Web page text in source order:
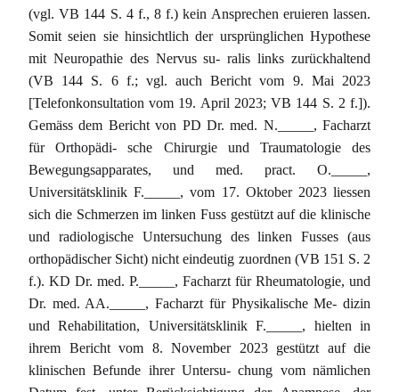
(vgl. VB 144 S. 4 f., 8 f.) kein Ansprechen eruieren lassen.
Somit seien sie hinsichtlich der ursprünglichen Hypothese
mit Neuropathie des Nervus su- ralis links zurückhaltend
(VB 144 S. 6 f.; vgl. auch Bericht vom 9. Mai 2023
[Telefonkonsultation vom 19. April 2023; VB 144 S. 2 f.]).
Gemäss dem Bericht von PD Dr. med. N._____, Facharzt
für Orthopädi- sche Chirurgie und Traumatologie des
Bewegungsapparates, und med. pract. O._____,
Universitätsklinik F._____, vom 17. Oktober 2023 liessen
sich die Schmerzen im linken Fuss gestützt auf die klinische
und radiologische Untersuchung des linken Fusses (aus
orthopädischer Sicht) nicht eindeutig zuordnen (VB 151 S. 2
f.). KD Dr. med. P._____, Facharzt für Rheumatologie, und
Dr. med. AA._____, Facharzt für Physikalische Me- dizin
und Rehabilitation, Universitätsklinik F._____, hielten in
ihrem Bericht vom 8. November 2023 gestützt auf die
klinischen Befunde ihrer Untersu- chung vom nämlichen